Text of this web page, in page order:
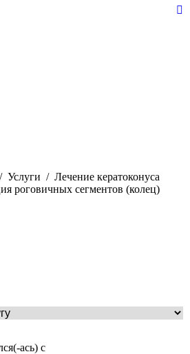
Услуги
Лечение кератоконуса
роговичных сегментов (колец)
ась) с